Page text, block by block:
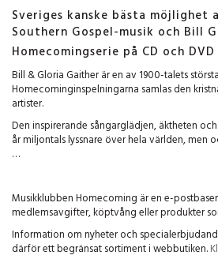
Sveriges kanske bästa möjlighet
Southern Gospel-musik och Bill
Homecomingserie på CD och DVD
Bill & Gloria Gaither är en av 1900-talets
Homecominginspelningarna samlas den
artister.
Den inspirerande sångarglädjen, äktheten
år miljontals lyssnare över hela världen, men
…
Musikklubben Homecoming är en e-
medlemsavgifter, köptvång eller produkter
Information om nyheter och
därför ett begränsat sortiment i webbutiken.